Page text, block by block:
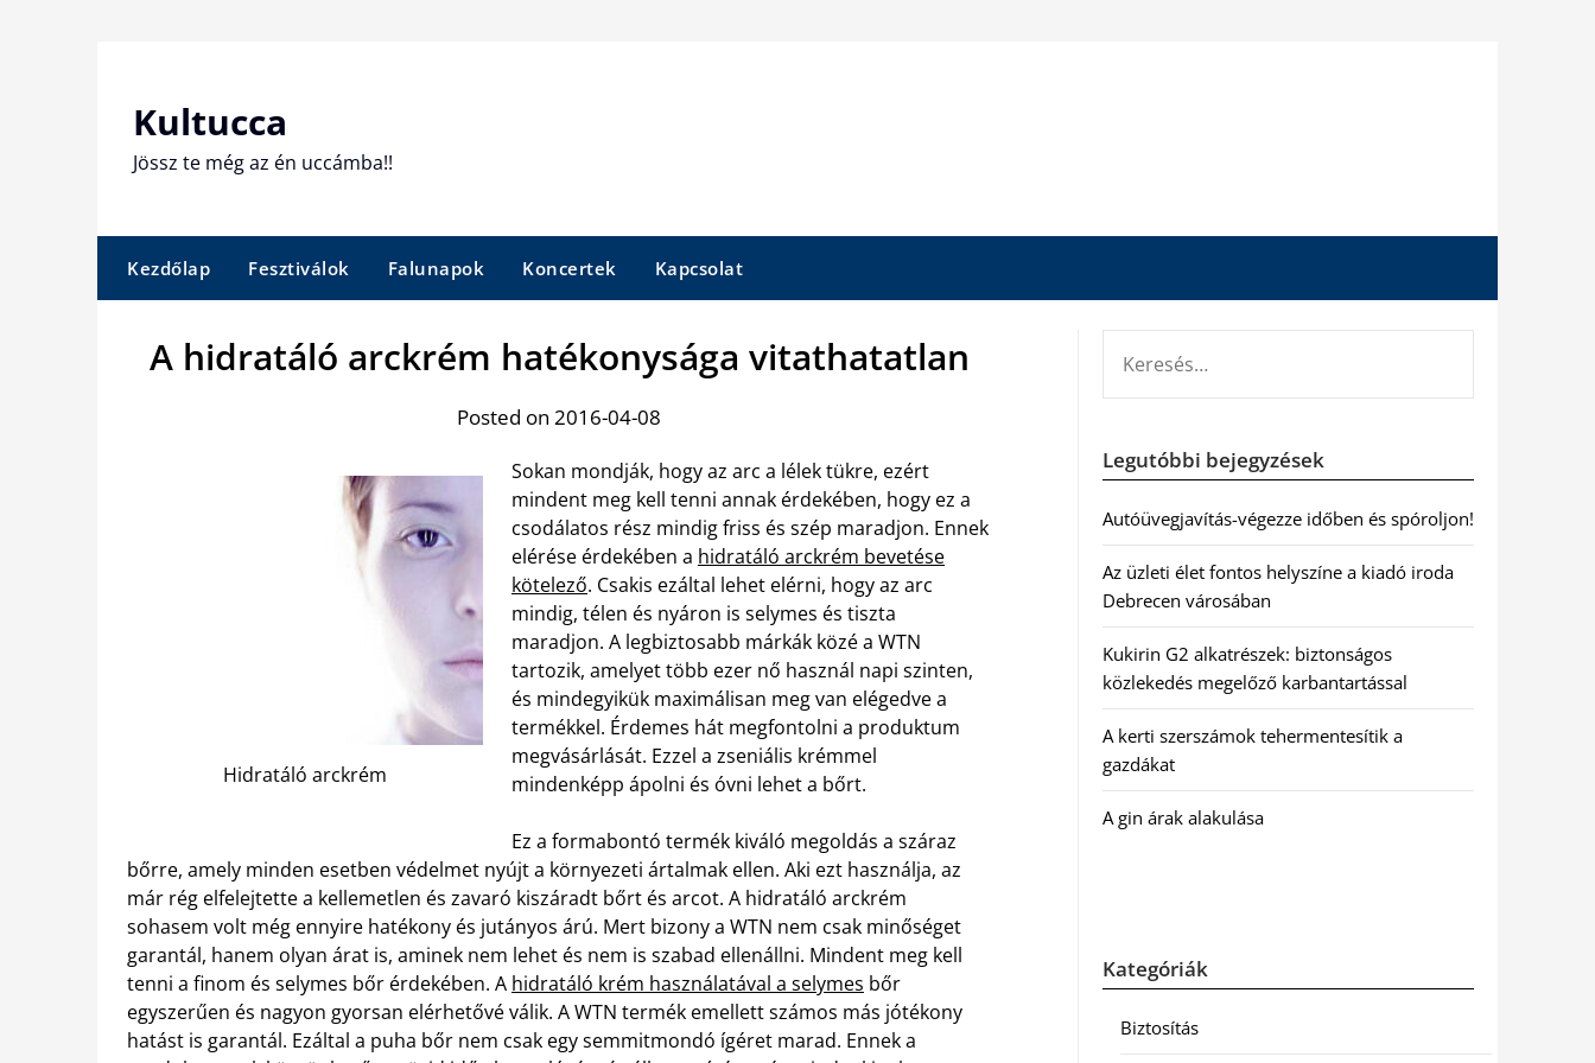
Kultucca
Jössz te még az én uccámba!!
Kezdőlap Fesztiválok Falunapok Koncertek Kapcsolat
A hidratáló arckrém hatékonysága vitathatatlan
Posted on 2016-04-08
Hidratáló arckrém
Sokan mondják, hogy az arc a lélek tükre, ezért
mindent meg kell tenni annak érdekében, hogy ez a
csodálatos rész mindig friss és szép maradjon. Ennek
elérése érdekében a hidratáló arckrém bevetése
kötelező. Csakis ezáltal lehet elérni, hogy az arc
mindig, télen és nyáron is selymes és tiszta
maradjon. A legbiztosabb márkák közé a WTN
tartozik, amelyet több ezer nő használ napi szinten,
és mindegyikük maximálisan meg van elégedve a
termékkel. Érdemes hát megfontolni a produktum
megvásárlását. Ezzel a zseniális krémmel
mindenképp ápolni és óvni lehet a bőrt.
Ez a formabontó termék kiváló megoldás a száraz
bőrre, amely minden esetben védelmet nyújt a környezeti ártalmak ellen. Aki ezt használja, az
már rég elfelejtette a kellemetlen és zavaró kiszáradt bőrt és arcot. A hidratáló arckrém
sohasem volt még ennyire hatékony és jutányos árú. Mert bizony a WTN nem csak minőséget
garantál, hanem olyan árat is, aminek nem lehet és nem is szabad ellenállni. Mindent meg kell
tenni a finom és selymes bőr érdekében. A hidratáló krém használatával a selymes bőr
egyszerűen és nagyon gyorsan elérhetővé válik. A WTN termék emellett számos más jótékony
hatást is garantál. Ezáltal a puha bőr nem csak egy semmitmondó ígéret marad. Ennek a
Legutóbbi bejegyzések
Autóüvegjavítás-végezze időben és spóroljon!
Az üzleti élet fontos helyszíne a kiadó iroda
Debrecen városában
Kukirin G2 alkatrészek: biztonságos
közlekedés megelőző karbantartással
A kerti szerszámok tehermentesítik a
gazdákat
A gin árak alakulása
Kategóriák
Biztosítás